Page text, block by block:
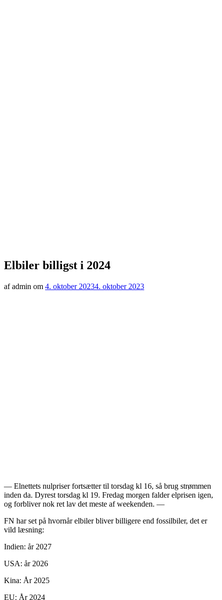
Elbiler billigst i 2024
af admin om 4. oktober 20234. oktober 2023
— Elnettets nulpriser fortsætter til torsdag kl 16, så brug strømmen
inden da. Dyrest torsdag kl 19. Fredag morgen falder elprisen igen,
og forbliver nok ret lav det meste af weekenden. —
FN har set på hvornår elbiler bliver billigere end fossilbiler, det er
vild læsning:
Indien: år 2027
USA: år 2026
Kina: År 2025
EU: År 2024